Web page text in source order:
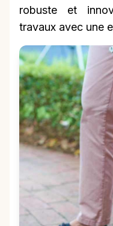
robuste et
travaux avec une